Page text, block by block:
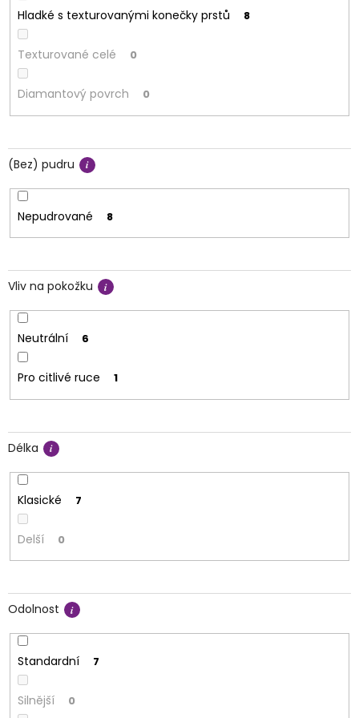
Hladké s texturovanými konečky prstů 8
Texturované celé 0
Diamantový povrch 0
(Bez) pudru
Nepudrované 8
Vliv na pokožku
Neutrální 6
Pro citlivé ruce 1
Délka
Klasické 7
Delší 0
Odolnost
Standardní 7
Silnější 0